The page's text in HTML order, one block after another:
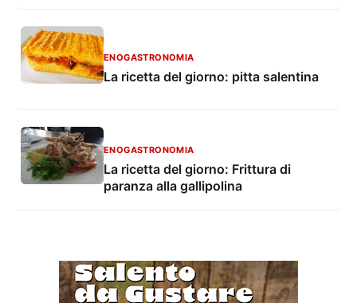
ENOGASTRONOMIA
La ricetta del giorno: pitta salentina
ENOGASTRONOMIA
La ricetta del giorno: Frittura di
paranza alla gallipolina